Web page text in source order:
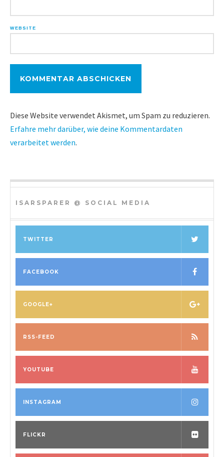
WEBSITE
Diese Website verwendet Akismet, um Spam zu reduzieren.
Erfahre mehr darüber, wie deine Kommentardaten
verarbeitet werden.
ISARSPARER @ SOCIAL MEDIA
TWITTER
FACEBOOK
GOOGLE+
RSS-FEED
YOUTUBE
INSTAGRAM
FLICKR